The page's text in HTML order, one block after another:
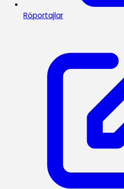
Röportajlar